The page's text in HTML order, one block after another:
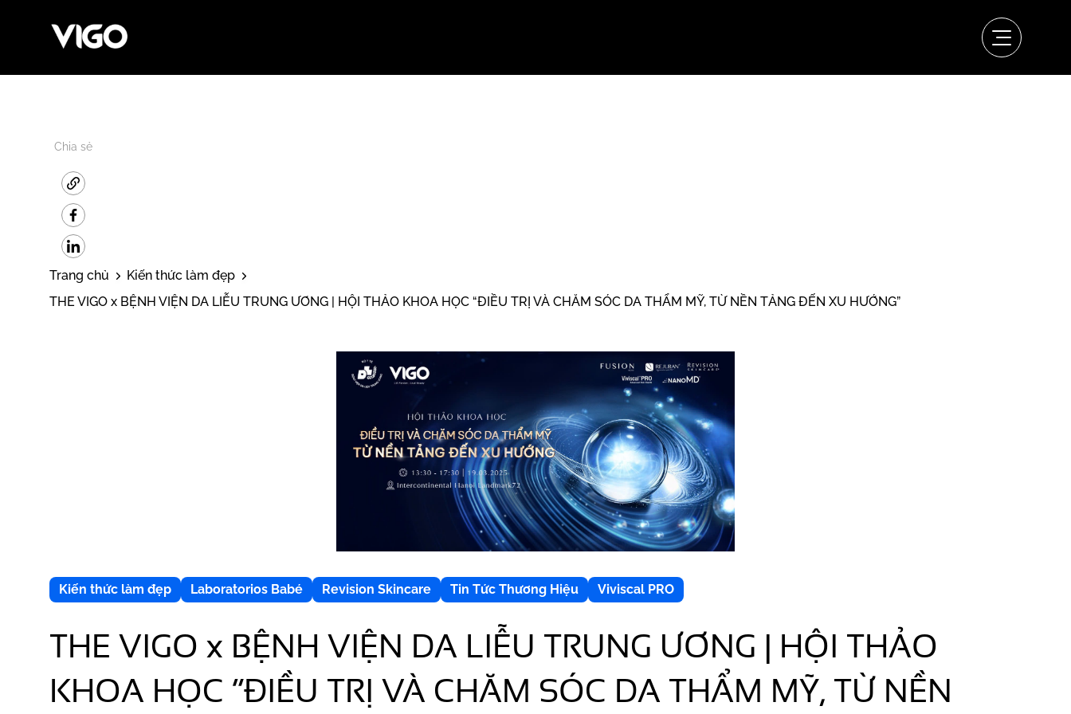
Chia sẻ
Trang chủ
Kiến thức làm đẹp
THE VIGO x BỆNH VIỆN DA LIỄU TRUNG ƯƠNG | HỘI THẢO KHOA HỌC “ĐIỀU TRỊ VÀ CHĂM SÓC DA THẨM MỸ, TỪ NỀN TẢNG ĐẾN XU HƯỚNG”
Kiến thức làm đẹp Laboratorios Babé Revision Skincare Tin Tức Thương Hiệu Viviscal PRO
THE VIGO x BỆNH VIỆN DA LIỄU TRUNG ƯƠNG | HỘI THẢO
KHOA HỌC “ĐIỀU TRỊ VÀ CHĂM SÓC DA THẨM MỸ, TỪ NỀN